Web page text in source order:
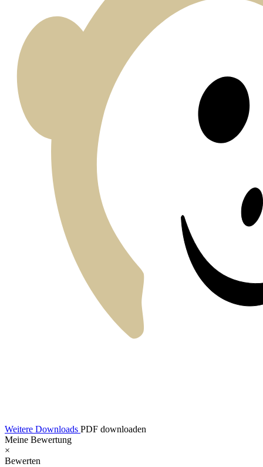
Weitere Downloads PDF downloaden
Meine Bewertung
×
Bewerten